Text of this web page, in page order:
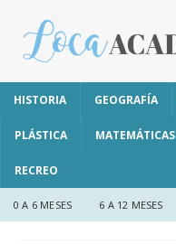
HISTORIA GEOGRAFÍA
PLÁSTICA MATEMÁTICAS
RECREO
0 A 6 MESES 6 A 12 MESES